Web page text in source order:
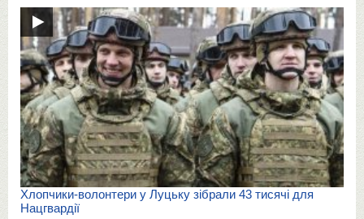
Хлопчики-волонтери у Луцьку зібрали 43 тисячі для
Нацгвардії